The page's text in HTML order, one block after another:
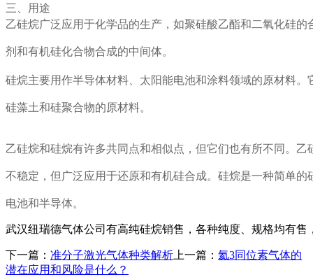
三、用途
乙硅烷广泛应用于化学品的生产，如聚硅酸乙酯和二氧化硅
剂和有机硅化合物合成的中间体。
硅烷主要用作半导体材料、太阳能电池和涂料领域的原材料
硅藻土和硅聚合物的原材料。
乙硅烷和硅烷有许多共同点和相似点，但它们也有所不同。
不稳定，但广泛应用于还原和有机硅合成。硅烷是一种简单
电池和半导体。
武汉纽瑞德气体公司有高纯硅烷销售，各种纯度、规格均有售
下一篇： 准分子激光气体种类解析 上一篇： 氦3同位素气体的
潜在应用和风险是什么？